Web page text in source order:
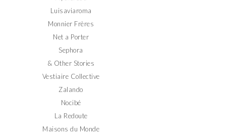
Luisaviaroma
Monnier Frères
Net a Porter
Sephora
& Other Stories
Vestiaire Collective
Zalando
Nocibé
La Redoute
Maisons du Monde